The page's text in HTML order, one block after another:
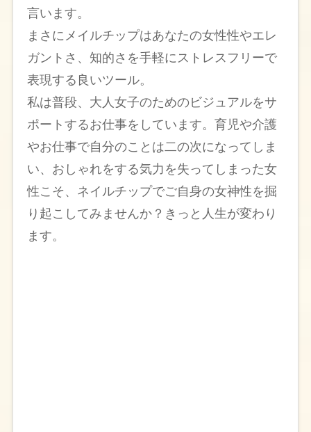
言います。
まさにメイルチップはあなたの女性性やエレ
ガントさ、知的さを手軽にストレスフリーで
表現する良いツール。
私は普段、大人女子のためのビジュアルをサ
ポートするお仕事をしています。育児や介護
やお仕事で自分のことは二の次になってしま
い、おしゃれをする気力を失ってしまった女
性こそ、ネイルチップでご自身の女神性を掘
り起こしてみませんか？きっと人生が変わり
ます。